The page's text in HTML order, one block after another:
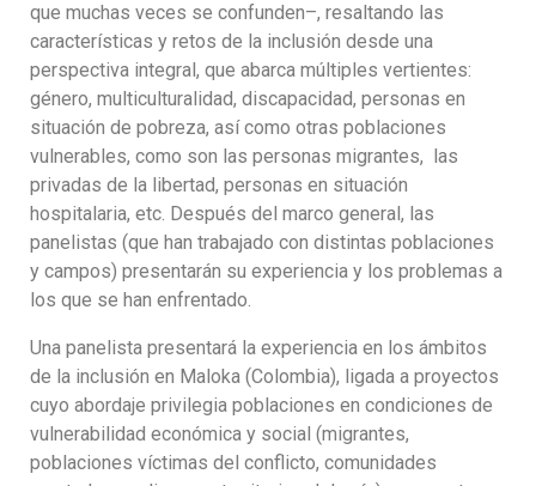
que muchas veces se confunden–, resaltando las
características y retos de la inclusión desde una
perspectiva integral, que abarca múltiples vertientes:
género, multiculturalidad, discapacidad, personas en
situación de pobreza, así como otras poblaciones
vulnerables, como son las personas migrantes, las
privadas de la libertad, personas en situación
hospitalaria, etc. Después del marco general, las
panelistas (que han trabajado con distintas poblaciones
y campos) presentarán su experiencia y los problemas a
los que se han enfrentado.
Una panelista presentará la experiencia en los ámbitos
de la inclusión en Maloka (Colombia), ligada a proyectos
cuyo abordaje privilegia poblaciones en condiciones de
vulnerabilidad económica y social (migrantes,
poblaciones víctimas del conflicto, comunidades